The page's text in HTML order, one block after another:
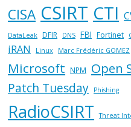
CISA CSIRT CTI
DataLeak DFIR DNS FBI Fortinet
iRAN Linux Marc Frédéric GOMEZ
Microsoft NPM Open
Patch Tuesday Phishing
RadioCSIRT Threat